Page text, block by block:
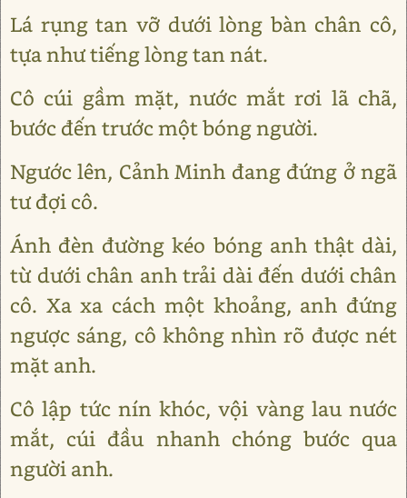
Lá rụng tan vỡ dưới lòng bàn chân cô,
tựa như tiếng lòng tan nát.
Cô cúi gầm mặt, nước mắt rơi lã chã,
bước đến trước một bóng người.
Ngước lên, Cảnh Minh đang đứng ở ngã
tư đợi cô.
Ánh đèn đường kéo bóng anh thật dài,
từ dưới chân anh trải dài đến dưới chân
cô. Xa xa cách một khoảng, anh đứng
ngược sáng, cô không nhìn rõ được nét
mặt anh.
Cô lập tức nín khóc, vội vàng lau nước
mắt, cúi đầu nhanh chóng bước qua
người anh.